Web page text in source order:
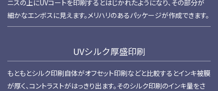
ニスの上にUVコートを印刷するとはじかれたようになり、その部分が
細かなエンボスに見えます。メリハリのあるパッケージが作成できます。
UVシルク厚盛印刷
もともとシルク印刷自体がオフセット印刷などと比較するとインキ被膜
が厚く、コントラストがはっきり出ます。そのシルク印刷のインキ量をさ